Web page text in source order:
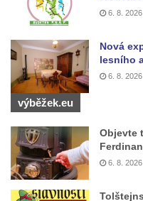
Socha svatého Josefa
dominikánů v Českých
Socha svaté Anny na
dominikánů v Českých
Socha svatého Dominika
kláštera dominikánů v
Budějovicích
Sousoší Kalvárie před
dominikánů u
6. 8. 2026
Nová
lesního
6. 8. 2026
výběžek.eu
Objevte
6. 8. 2026